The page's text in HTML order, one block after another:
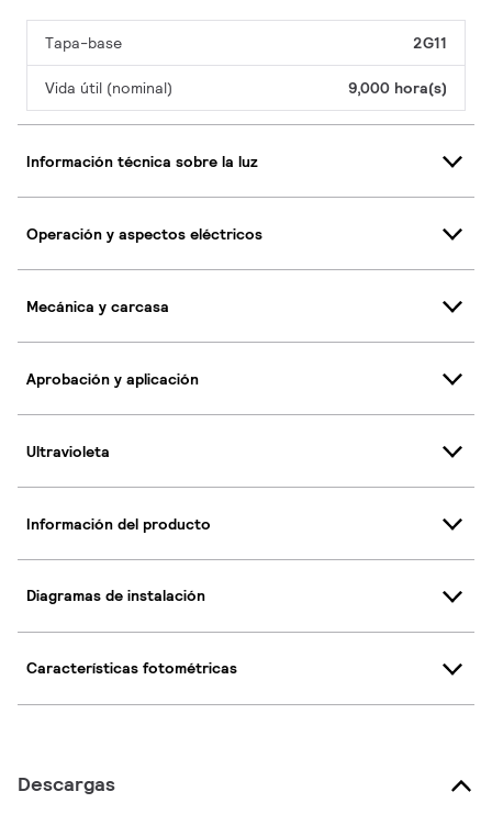
Tapa-base 2G11
Vida útil (nominal) 9,000 hora(s)
Información técnica sobre la luz
Operación y aspectos eléctricos
Mecánica y carcasa
Aprobación y aplicación
Ultravioleta
Información del producto
Diagramas de instalación
Características fotométricas
Descargas